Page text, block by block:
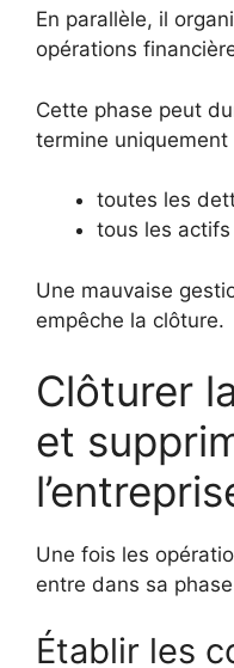
En parallèle, il
opérations
Cette phase peut
termine uniquement
toutes les
tous les
Une mauvaise
empêche la clôture.
Clôturer
et
Une fois les
entre dans sa
Établir les